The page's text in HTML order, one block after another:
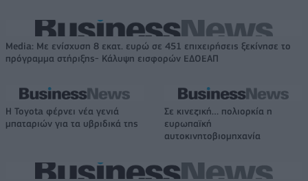
Media: Με ενίσχυση 8 εκατ. ευρώ σε 451 επιχειρήσεις ξεκίνησε το
πρόγραμμα στήριξης- Κάλυψη εισφορών ΕΔΟΕΑΠ
Η Toyota φέρνει νέα γενιά
μπαταριών για τα υβριδικά της
Σε κινεζική… πολιορκία η
ευρωπαϊκή
αυτοκινητοβιομηχανία